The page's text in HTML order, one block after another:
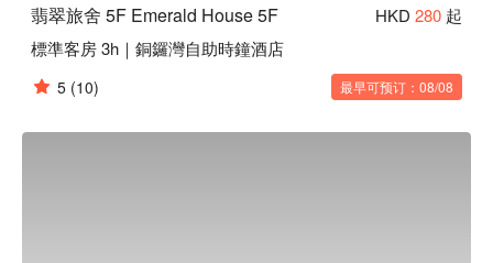
翡翠旅舍 5F Emerald House 5F HKD 280 起
標準客房 3h｜銅鑼灣自助時鐘酒店
5 (10) 最早可预订：08/08